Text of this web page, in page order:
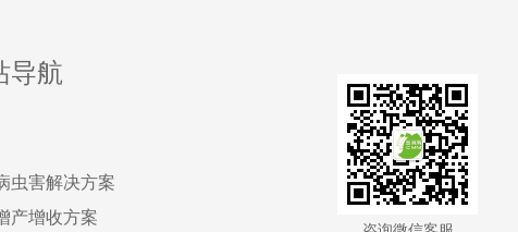
导航
虫害解决方案
产增收方案